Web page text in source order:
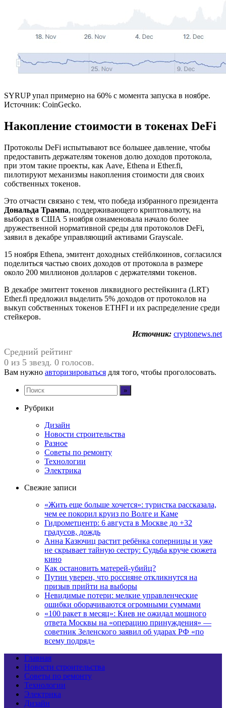
SYRUP упал примерно на 60% с момента запуска в ноябре.
Источник: CoinGecko.
Накопление стоимости в токенах DeFi
Протоколы DeFi испытывают все большее давление, чтобы
предоставить держателям токенов долю доходов протокола,
при этом такие проекты, как Aave, Ethena и Ether.fi,
пилотируют механизмы накопления стоимости для своих
собственных токенов.
Это отчасти связано с тем, что победа избранного президента
Дональда Трампа, поддерживающего криптовалюту, на
выборах в США 5 ноября ознаменовала начало более
дружественной нормативной среды для протоколов DeFi,
заявил в декабре управляющий активами Grayscale.
15 ноября Ethena, эмитент доходных стейблкоинов, согласился
поделиться частью своих доходов от протокола в размере
около 200 миллионов долларов с держателями токенов.
В декабре эмитент токенов ликвидного рестейкинга (LRT)
Ether.fi предложил выделить 5% доходов от протоколов на
выкуп собственных токенов ETHFI и их распределение среди
стейкеров.
Источник: cryptonews.net
Средний рейтинг
0 из 5 звезд. 0 голосов.
Вам нужно авторизироваться для того, чтобы проголосовать.
Рубрики
Дизайн
Новости строительства
Разное
Советы по ремонту
Технологии
Электрика
Свежие записи
«Жить еще больше хочется»: туристка рассказала,
чем ее покорил круиз по Волге и Каме
Гидрометцентр: 6 августа в Москве до +32
градусов, дождь
Анна Казючиц растит ребёнка соперницы и уже
не скрывает тайную сестру: Судьба круче сюжета
кино
Как остановить матерей-убийц?
Путин уверен, что россияне откликнутся на
призыв прийти на выборы
Невидимые потери: мелкие управленческие
ошибки оборачиваются огромными суммами
«100 ракет в месяц»: Киев не ожидал мощного
ответа Москвы на «операцию принуждения» —
советник Зеленского заявил об ударах РФ «по
всему подряд»
Главная
Новости строительства
Советы по ремонту
Технологии
Электрика
Дизайн